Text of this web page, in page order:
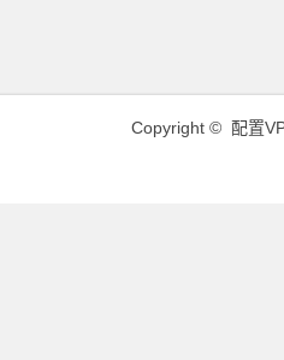
Copyright © 配置